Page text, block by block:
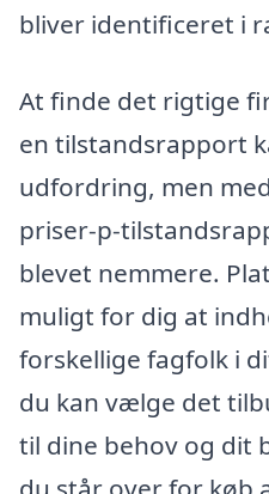
bliver identificeret i
At finde det rigtige
en tilstandsrapport
udfordring, men
priser-p-
blevet nemmere.
muligt for dig at
forskellige fagfolk i
du kan vælge det
til dine behov og dit